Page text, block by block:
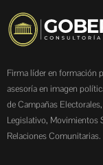
Firma líder en formación
asesoría en imagen
de Campañas
Legislativo, Movimientos
Relaciones Comunitarias.